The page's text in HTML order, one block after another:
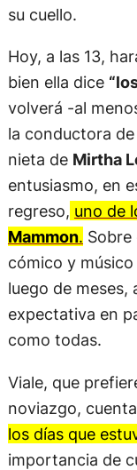
su cuello.
Hoy, a las 13,
bien ella dice
volverá -al
la conductora
nieta de Mirtha
entusiasmo, en
regreso, uno de
Mammon. Sobre
cómico y
luego de meses,
expectativa en
como todas.
Viale, que
noviazgo,
los días que
importancia de